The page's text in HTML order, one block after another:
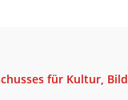
für Kultur,